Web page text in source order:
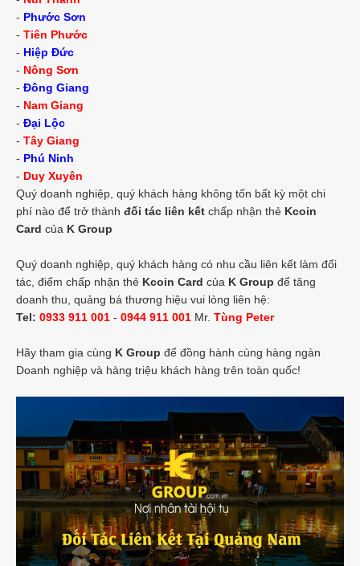
- Phước Sơn
- Tiên Phước
- Hiệp Đức
- Nông Sơn
- Đông Giang
- Nam Giang
- Đại Lộc
- Tây Giang
- Phú Ninh
- Duy Xuyên
Quý doanh nghiệp, quý khách hàng không tốn bất kỳ một chi
phí nào để trở thành đối tác liên kết chấp nhận thẻ Kcoin
Card của K Group
Quý doanh nghiệp, quý khách hàng có nhu cầu liên kết làm đối
tác, điểm chấp nhận thẻ Kcoin Card của K Group để tăng
doanh thu, quảng bá thương hiệu vui lòng liên hệ:
Tel: 0933 911 001 - 0944 911 001 Mr. Tùng Peter
Hãy tham gia cùng K Group để đồng hành cùng hàng ngàn
Doanh nghiệp và hàng triệu khách hàng trên toàn quốc!